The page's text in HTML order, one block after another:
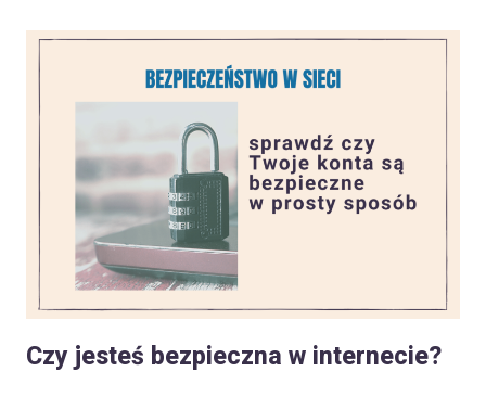
W RODZICIELSTWIE
CYFROWYM.
ILE
ZNASZ?
Czy jesteś bezpieczna w internecie?